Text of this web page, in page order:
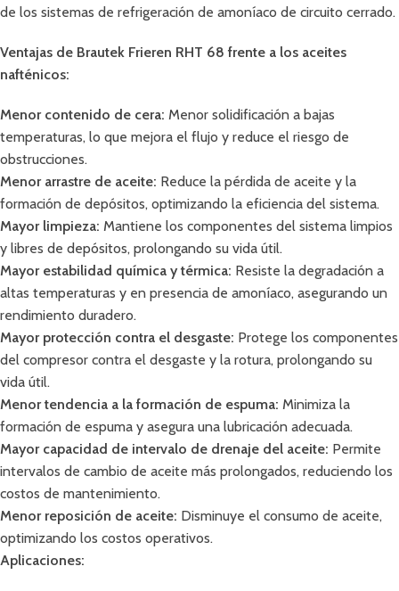
de los sistemas de refrigeración de amoníaco de circuito cerrado.
Ventajas de Brautek Frieren RHT 68 frente a los aceites
nafténicos:
Menor contenido de cera: Menor solidificación a bajas
temperaturas, lo que mejora el flujo y reduce el riesgo de
obstrucciones.
Menor arrastre de aceite: Reduce la pérdida de aceite y la
formación de depósitos, optimizando la eficiencia del sistema.
Mayor limpieza: Mantiene los componentes del sistema limpios
y libres de depósitos, prolongando su vida útil.
Mayor estabilidad química y térmica: Resiste la degradación a
altas temperaturas y en presencia de amoníaco, asegurando un
rendimiento duradero.
Mayor protección contra el desgaste: Protege los componentes
del compresor contra el desgaste y la rotura, prolongando su
vida útil.
Menor tendencia a la formación de espuma: Minimiza la
formación de espuma y asegura una lubricación adecuada.
Mayor capacidad de intervalo de drenaje del aceite: Permite
intervalos de cambio de aceite más prolongados, reduciendo los
costos de mantenimiento.
Menor reposición de aceite: Disminuye el consumo de aceite,
optimizando los costos operativos.
Aplicaciones: